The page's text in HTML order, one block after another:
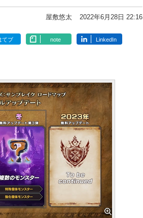
屋敷悠太 2022年6月28日 22:16
てブ note LinkedIn